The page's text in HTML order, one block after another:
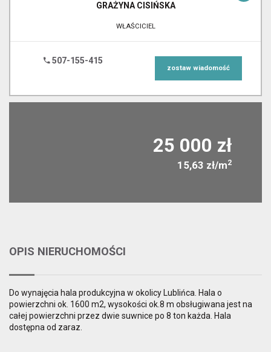
GRAŻYNACISIŃSKA
WŁAŚCICIEL
507-155-415
zostaw wiadomość
25 000 zł
15,63 zł/m2
OPIS NIERUCHOMOŚCI
Do wynajęcia hala produkcyjna w okolicy Lublińca. Hala o
powierzchni ok. 1600 m2, wysokości ok.8 m obsługiwana jest na
całej powierzchni przez dwie suwnice po 8 ton każda. Hala
dostępna od zaraz.